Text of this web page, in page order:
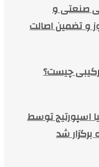
صنعتی و
و تضمین اصالت
چیست؟
اسپورتیج توسط
شد